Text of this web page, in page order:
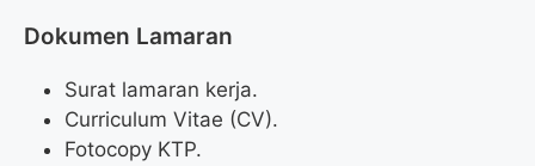
Dokumen Lamaran
Surat lamaran kerja.
Curriculum Vitae (CV).
Fotocopy KTP.